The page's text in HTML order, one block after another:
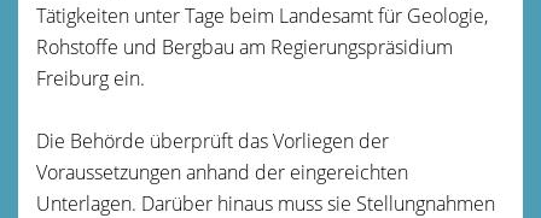
Tätigkeiten unter Tage beim Landesamt für Geologie,
Rohstoffe und Bergbau am Regierungspräsidium
Freiburg ein.
Die Behörde überprüft das Vorliegen der
Voraussetzungen anhand der eingereichten
Unterlagen. Darüber hinaus muss sie Stellungnahmen